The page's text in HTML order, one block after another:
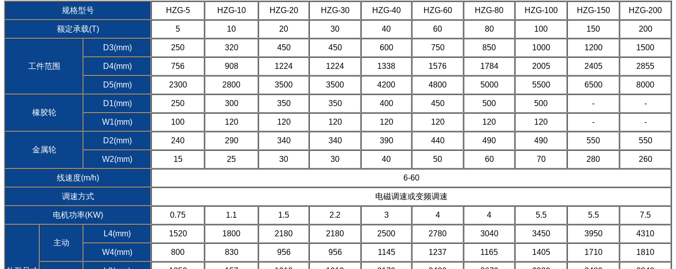
规格型号
HZG-5 HZG-10 HZG-20 HZG-30 HZG-40 HZG-60 HZG-80 HZG-100 HZG-150 HZG-200
额定承载(T) 5 10 20 30 40 60 80 100 150 200
工件范围
D3(mm) 250 320 450 450 600 750 850 1000 1200 1500
D4(mm) 756 908 1224 1224 1338 1576 1784 2005 2405 2855
D5(mm) 2300 2800 3500 3500 4200 4800 5000 5500 6500 8000
橡胶轮
D1(mm) 250 300 350 350 400 450 500 500 - -
W1(mm) 100 120 120 120 120 120 120 120 - -
金属轮
D2(mm) 240 290 340 340 390 440 490 490 550 550
W2(mm) 15 25 30 30 40 50 60 70 280 260
线速度(m/h) 6-60
调速方式 电磁调速或变频调速
电机功率(KW) 0.75 1.1 1.5 2.2 3 4 4 5.5 5.5 7.5
主动
L4(mm) 1520 1800 2180 2180 2500 2780 3040 3450 3950 4310
W4(mm) 800 830 956 956 1145 1237 1165 1405 1710 1810